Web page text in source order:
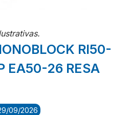
RI50-
EA50-26 RESA
09/2026